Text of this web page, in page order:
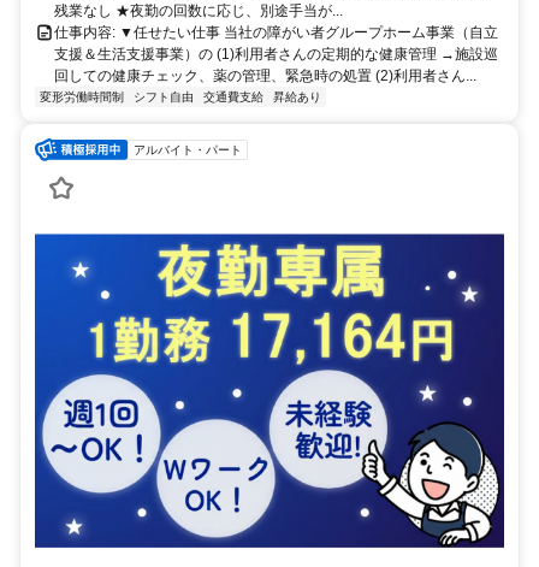
残業なし ★夜勤の回数に応じ、別途手当が...
仕事内容: ▼任せたい仕事 当社の障がい者グループホーム事業（自立
支援＆生活支援事業）の (1)利用者さんの定期的な健康管理 →施設巡
回しての健康チェック、薬の管理、緊急時の処置 (2)利用者さん...
変形労働時間制 シフト自由 交通費支給 昇給あり
アルバイト・パート